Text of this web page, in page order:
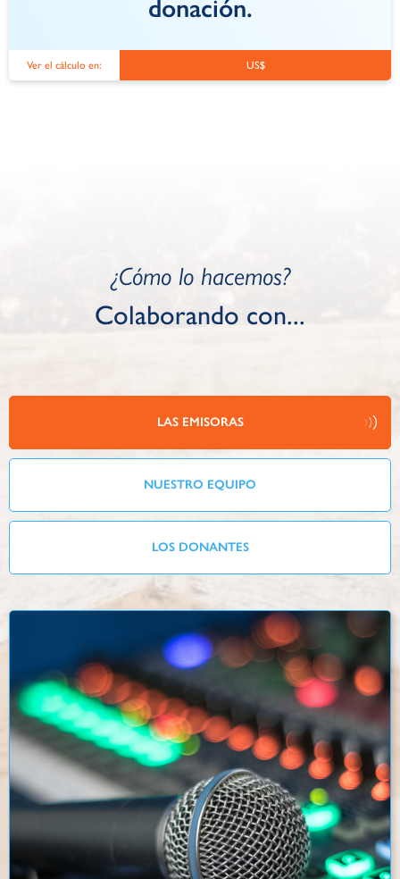
donación.
Ver el cálculo en: US$
¿Cómo lo hacemos?
Colaborando con...
LAS EMISORAS
NUESTRO EQUIPO
LOS DONANTES